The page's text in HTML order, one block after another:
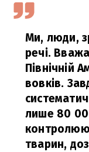
Ми, люди,
речі.
Північній
вовків.
лише 80
тварин,